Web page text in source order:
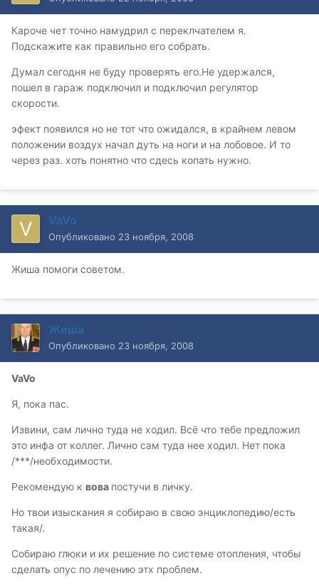
Кароче чет точно намудрил с переклчателем я.
Подскажите как правильно его собрать.
Думал сегодня не буду проверять его.Не удержался,
пошел в гараж подключил и подключил регулятор
скорости.
эфект появился но не тот что ожидался, в крайнем левом
положении воздух начал дуть на ноги и на лобовое. И то
через раз. хоть понятно что сдесь копать нужно.
VaVo
Опубликовано 23 ноября, 2008
Жиша помоги советом.
Жиша
Опубликовано 23 ноября, 2008
VaVo
Я, пока пас.
Извини, сам лично туда не ходил. Всё что тебе предложил
это инфа от коллег. Лично сам туда нее ходил. Нет пока
/***/необходимости.
Рекомендую к вова постучи в личку.
Но твои изыскания я собираю в свою энциклопедию/есть
такая/.
Собираю глюки и их решение по системе отопления, чтобы
сделать опус по лечению этх проблем.